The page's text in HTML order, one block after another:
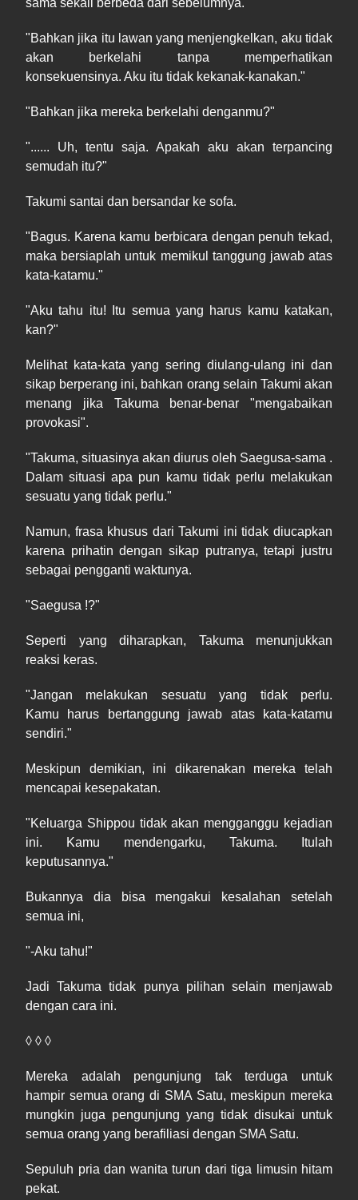
sama sekali berbeda dari sebelumnya.
"Bahkan jika itu lawan yang menjengkelkan, aku tidak
akan berkelahi tanpa memperhatikan
konsekuensinya. Aku itu tidak kekanak-kanakan."
"Bahkan jika mereka berkelahi denganmu?"
"...... Uh, tentu saja. Apakah aku akan terpancing
semudah itu?"
Takumi santai dan bersandar ke sofa.
"Bagus. Karena kamu berbicara dengan penuh tekad,
maka bersiaplah untuk memikul tanggung jawab atas
kata-katamu."
"Aku tahu itu! Itu semua yang harus kamu katakan,
kan?"
Melihat kata-kata yang sering diulang-ulang ini dan
sikap berperang ini, bahkan orang selain Takumi akan
menang jika Takuma benar-benar "mengabaikan
provokasi".
"Takuma, situasinya akan diurus oleh Saegusa-sama .
Dalam situasi apa pun kamu tidak perlu melakukan
sesuatu yang tidak perlu."
Namun, frasa khusus dari Takumi ini tidak diucapkan
karena prihatin dengan sikap putranya, tetapi justru
sebagai pengganti waktunya.
"Saegusa !?"
Seperti yang diharapkan, Takuma menunjukkan
reaksi keras.
"Jangan melakukan sesuatu yang tidak perlu.
Kamu harus bertanggung jawab atas kata-katamu
sendiri."
Meskipun demikian, ini dikarenakan mereka telah
mencapai kesepakatan.
"Keluarga Shippou tidak akan mengganggu kejadian
ini. Kamu mendengarku, Takuma. Itulah
keputusannya."
Bukannya dia bisa mengakui kesalahan setelah
semua ini,
"-Aku tahu!"
Jadi Takuma tidak punya pilihan selain menjawab
dengan cara ini.
◊ ◊ ◊
Mereka adalah pengunjung tak terduga untuk
hampir semua orang di SMA Satu, meskipun mereka
mungkin juga pengunjung yang tidak disukai untuk
semua orang yang berafiliasi dengan SMA Satu.
Sepuluh pria dan wanita turun dari tiga limusin hitam
pekat.